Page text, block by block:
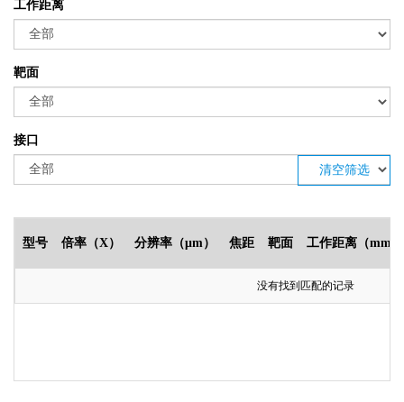
工作距离
靶面
接口
清空筛选
型号 倍率（X） 分辨率（μm） 焦距 靶面 工作距离（mm）
没有找到匹配的记录